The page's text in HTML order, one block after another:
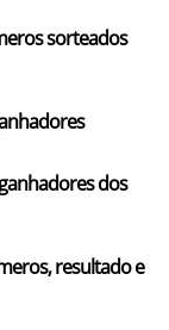
sorteados
dos
resultado e